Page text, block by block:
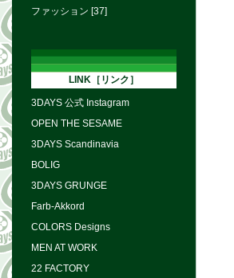
ファッション [37]
LINK［リンク］
3DAYS 公式 Instagram
OPEN THE SESAME
3DAYS Scandinavia
BOLIG
3DAYS GRUNGE
Farb-Akkord
COLORS Designs
MEN AT WORK
22 FACTORY